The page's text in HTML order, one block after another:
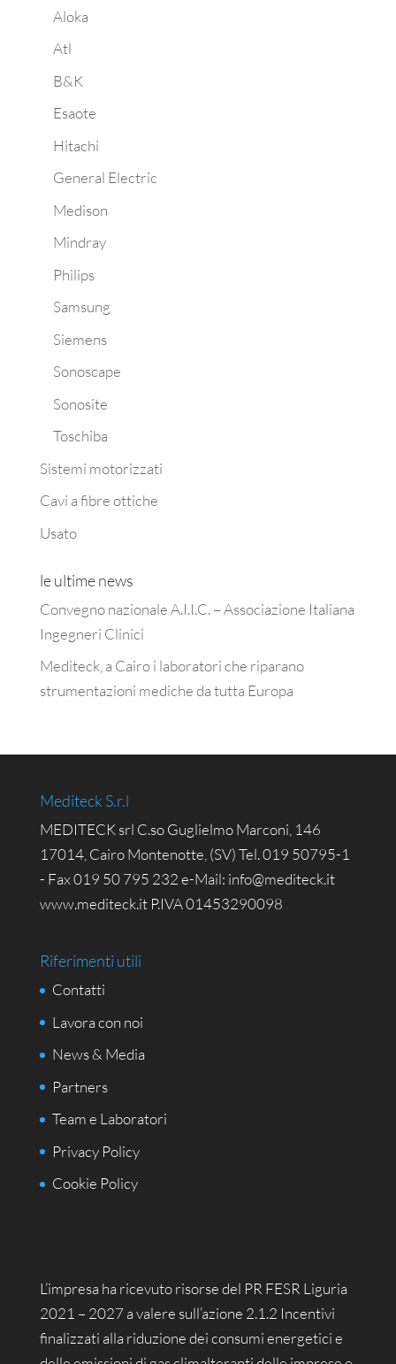
Aloka
Atl
B&K
Esaote
Hitachi
General Electric
Medison
Mindray
Philips
Samsung
Siemens
Sonoscape
Sonosite
Toschiba
Sistemi motorizzati
Cavi a fibre ottiche
Usato
le ultime news
Convegno nazionale A.I.I.C. – Associazione Italiana
Ingegneri Clinici
Mediteck, a Cairo i laboratori che riparano
strumentazioni mediche da tutta Europa
Mediteck S.r.l
MEDITECK srl C.so Guglielmo Marconi, 146
17014, Cairo Montenotte, (SV) Tel. 019 50795-1
- Fax 019 50 795 232 e-Mail: info@mediteck.it
www.mediteck.it P.IVA 01453290098
Riferimenti utili
Contatti
Lavora con noi
News & Media
Partners
Team e Laboratori
Privacy Policy
Cookie Policy
L’impresa ha ricevuto risorse del PR FESR Liguria
2021 – 2027 a valere sull’azione 2.1.2 Incentivi
finalizzati alla riduzione dei consumi energetici e